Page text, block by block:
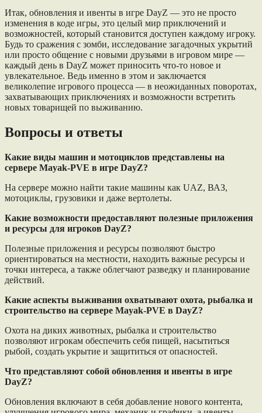
Итак, обновления и ивенты в игре DayZ — это не просто
изменения в коде игры, это целый мир приключений и
возможностей, который становится доступен каждому игроку.
Будь то сражения с зомби, исследование загадочных укрытий
или просто общение с новыми друзьями в игровом мире —
каждый день в DayZ может приносить что-то новое и
увлекательное. Ведь именно в этом и заключается
великолепие игрового процесса — в неожиданных поворотах,
захватывающих приключениях и возможности встретить
новых товарищей по выживанию.
Вопросы и ответы
Какие виды машин и мотоциклов представлены на
сервере Mayak-PVE в игре DayZ?
На сервере можно найти такие машины как UAZ, ВАЗ,
мотоциклы, грузовики и даже вертолеты.
Какие возможности предоставляют полезные приложения
и ресурсы для игроков DayZ?
Полезные приложения и ресурсы позволяют быстро
ориентироваться на местности, находить важные ресурсы и
точки интереса, а также облегчают разведку и планирование
действий.
Какие аспекты выживания охватывают охота, рыбалка и
строительство на сервере Mayak-PVE в DayZ?
Охота на диких животных, рыбалка и строительство
позволяют игрокам обеспечить себя пищей, насытиться
рыбой, создать укрытие и защититься от опасностей.
Что представляют собой обновления и ивенты в игре
DayZ?
Обновления включают в себя добавление нового контента,